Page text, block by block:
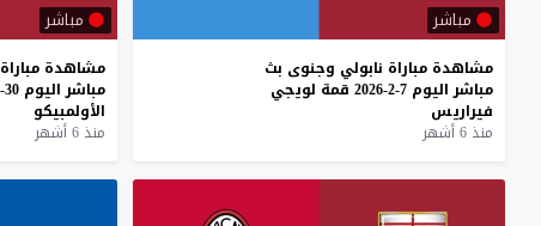
مباشر
مشاهدة مباراة نابولي وجنوى بث
مباشر اليوم 7-2-2026 قمة لويجي
فيراريس
منذ 6 أشهر
مباشر
مشاهدة مباراة
مباشر اليوم 30-1-2026
الأولمبيكو
منذ 6 أشهر